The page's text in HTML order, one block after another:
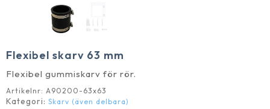
Flexibel skarv 63 mm
Flexibel gummiskarv för rör.
Artikelnr: A90200-63x63
Kategori: Skarv (även delbara)